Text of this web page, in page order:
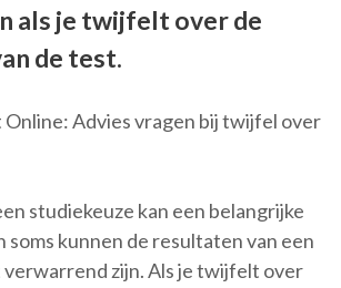
als je twijfelt over de
de test.
Advies vragen bij twijfel over
studiekeuze kan een belangrijke
soms kunnen de resultaten van een
zijn. Als je twijfelt over